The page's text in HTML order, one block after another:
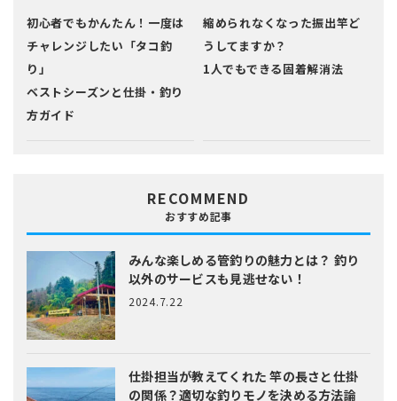
初心者でもかんたん！一度は
チャレンジしたい「タコ釣
り」
ベストシーズンと仕掛・釣り
方ガイド
縮められなくなった振出竿ど
うしてますか？
1人でもできる固着解消法
RECOMMEND
おすすめ記事
みんな楽しめる管釣りの魅力とは？ 釣り
以外のサービスも見逃せない！
2024.7.22
仕掛担当が教えてくれた竿の長さと仕掛
の関係？適切な釣りモノを決める方法論